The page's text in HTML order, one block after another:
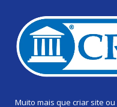
Muito mais que criar site ou